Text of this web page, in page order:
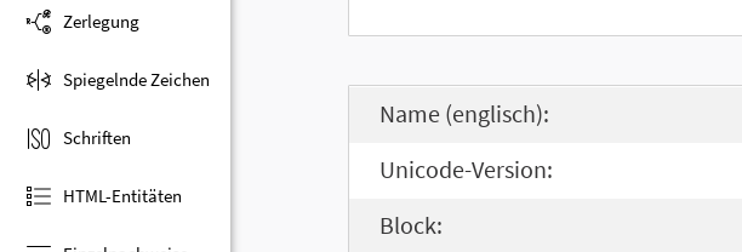
Zerlegung
Spiegelnde Zeichen
Schriften
HTML-Entitäten
Name (englisch):
Unicode-Version:
Block: